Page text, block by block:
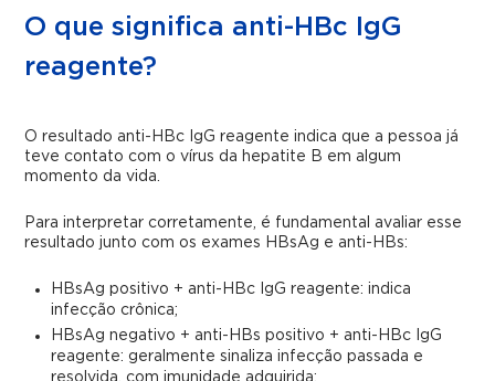
O que significa anti-HBc IgG
reagente?
O resultado anti-HBc IgG reagente indica que a pessoa já
teve contato com o vírus da hepatite B em algum
momento da vida.
Para interpretar corretamente, é fundamental avaliar esse
resultado junto com os exames HBsAg e anti-HBs:
HBsAg positivo + anti-HBc IgG reagente: indica
infecção crônica;
HBsAg negativo + anti-HBs positivo + anti-HBc IgG
reagente: geralmente sinaliza infecção passada e